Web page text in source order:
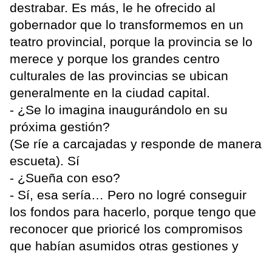
destrabar. Es más, le he ofrecido al
gobernador que lo transformemos en un
teatro provincial, porque la provincia se lo
merece y porque los grandes centro
culturales de las provincias se ubican
generalmente en la ciudad capital.
- ¿Se lo imagina inaugurándolo en su
próxima gestión?
(Se ríe a carcajadas y responde de manera
escueta). Sí
- ¿Sueña con eso?
- Sí, esa sería… Pero no logré conseguir
los fondos para hacerlo, porque tengo que
reconocer que prioricé los compromisos
que habían asumidos otras gestiones y